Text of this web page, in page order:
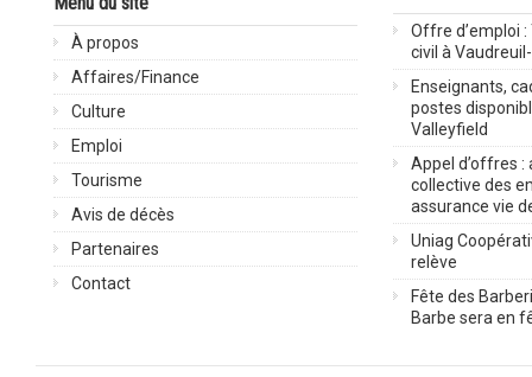
À propos
Affaires/Finance
Culture
Emploi
Tourisme
Avis de décès
Partenaires
Contact
Offre d’emploi
civil à
Enseignants,
postes
Valleyfield
Appel d’offres :
collective des
assurance vie
Uniag
relève
Fête des
Barbe sera en